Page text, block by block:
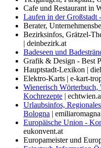
Cafe und Restaurant in
Laufen in der Großstadt
Berater,
Bezirksinfos, Grätzel-
| deinbezirk.at
Badeseen und
Grafik & Design - Best
Hauptstadt-Lexikon |
Elektro-Karts | e-kart-
Wienerisch
Kochrezepte |
Urlaubsinfos,
Bologna |
Europäische Union -
eukonvent.at
Europameister und